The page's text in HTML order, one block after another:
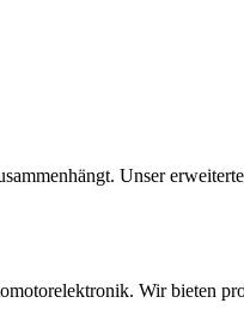
Unser
Wir bieten